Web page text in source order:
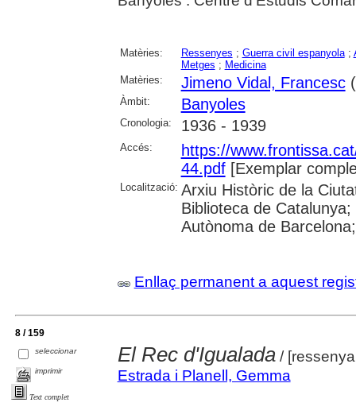
Matèries: Ressenyes ; Guerra civil espanyola;
Metges ; Medicina
Matèries:
Jimeno Vidal, Francesc
Àmbit: Banyoles
Cronologia: 1936 - 1939
Accés:
https://
44.pdf[Exemplar
Localització: Arxiu Històric de la
Biblioteca de
Autònoma de
Enllaç permanent a aquest
8 / 159
seleccionar
imprimir
Text complet
El Rec d'Igualada/
Estrada i Planell, Gemma